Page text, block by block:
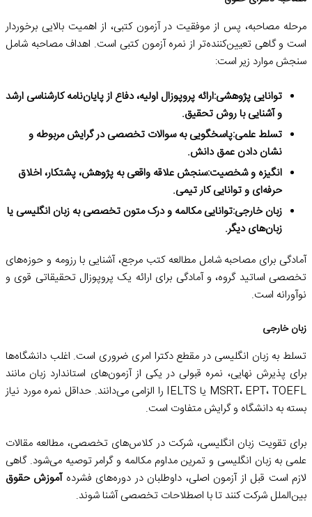
مرحله مصاحبه، پس از موفقیت در آزمون کتبی، از اهمیت بالایی برخوردار
است و گاهی تعیین‌کننده‌تر از نمره آزمون کتبی است. اهداف مصاحبه شامل
سنجش موارد زیر است:
توانایی پژوهشی:ارائه پروپوزال اولیه، دفاع از پایان‌نامه کارشناسی ارشد
و آشنایی با روش تحقیق.
تسلط علمی:پاسخگویی به سوالات تخصصی در گرایش مربوطه و
نشان دادن عمق دانش.
انگیزه و شخصیت:سنجش علاقه واقعی به پژوهش، پشتکار، اخلاق
حرفه‌ای و توانایی کار تیمی.
زبان خارجی:توانایی مکالمه و درک متون تخصصی به زبان انگلیسی یا
زبان‌های دیگر.
آمادگی برای مصاحبه شامل مطالعه کتب مرجع، آشنایی با رزومه و حوزه‌های
تخصصی اساتید گروه، و آمادگی برای ارائه یک پروپوزال تحقیقاتی قوی و
نوآورانه است.
زبان خارجی
تسلط به زبان انگلیسی در مقطع دکترا امری ضروری است. اغلب دانشگاه‌ها
برای پذیرش نهایی، نمره قبولی در یکی از آزمون‌های استاندارد زبان مانند
MSRT، EPT، TOEFL یا IELTS را الزامی می‌دانند. حداقل نمره مورد نیاز
بسته به دانشگاه و گرایش متفاوت است.
برای تقویت زبان انگلیسی، شرکت در کلاس‌های تخصصی، مطالعه مقالات
علمی به زبان انگلیسی و تمرین مداوم مکالمه و گرامر توصیه می‌شود. گاهی
لازم است قبل از آزمون اصلی، داوطلبان در دوره‌های فشردهآموزش حقوق
بین‌الملل شرکت کنند تا با اصطلاحات تخصصی آشنا شوند.